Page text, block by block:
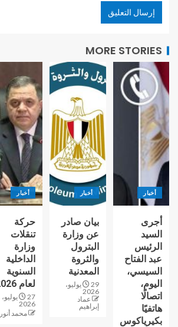
MORE STORIES
أخبار
أجرى
السيد
الرئيس
عبد الفتاح
السيسي،
اليوم،
اتصالًا
هاتفيًا
بكيرياكوس
أخبار
بيان صادر
عن وزارة
البترول
والثروة
المعدنية
29 يوليو،
2026
عماد
إبراهيم
أخبار
حركة
تنقلات
وزارة
الداخلية
السنوية
لعام 2026
27 يوليو،
2026
محمد أنور